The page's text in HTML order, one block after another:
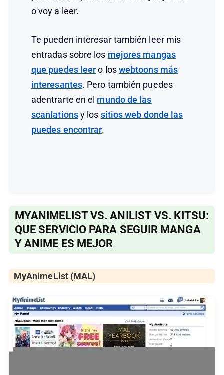
o voy a leer.
Te pueden interesar también leer mis
entradas sobre los mejores mangas
que puedes leero loswebtoons más
interesantes. Pero también puedes
adentrarte en el mundo de las
scanlationsy los sitios web donde las
puedes encontrar.
MYANIMELIST VS. ANILIST VS. KITSU:
QUE SERVICIO PARA SEGUIR MANGA
Y ANIME ES MEJOR
MyAnimeList (MAL)